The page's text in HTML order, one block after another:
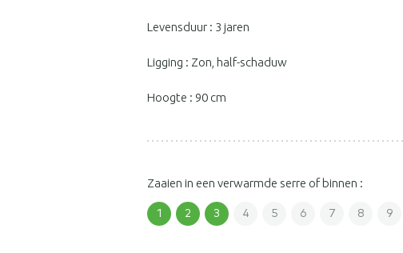
Levensduur : 3 jaren
Ligging : Zon, half-schaduw
Hoogte : 90 cm
Zaaien in een verwarmde serre of binnen :
1 2 3 4 5 6 7 8 9